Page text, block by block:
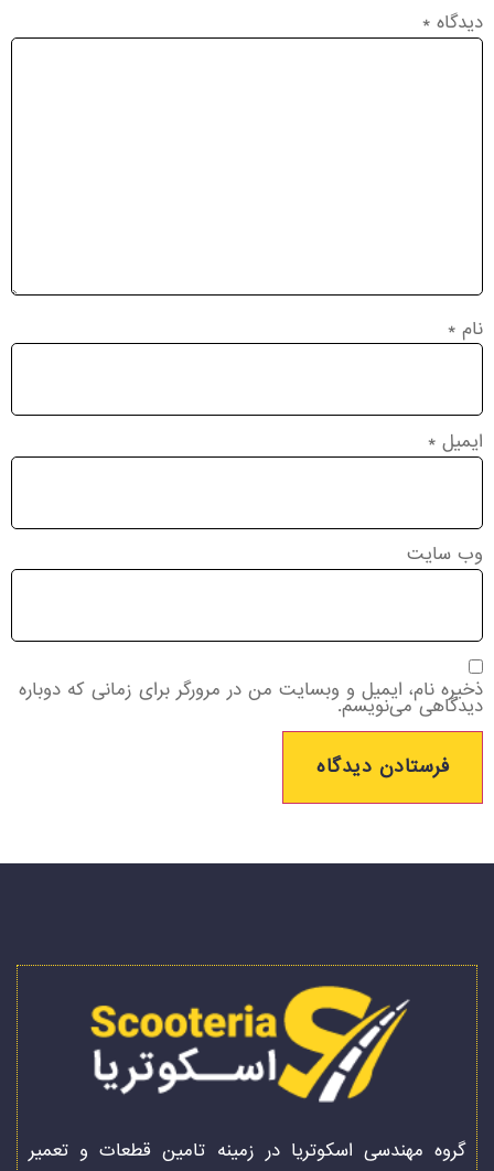
دیدگاه *
نام *
ایمیل *
وب‌ سایت
ذخیره نام، ایمیل و وبسایت من در مرورگر برای زمانی که دوباره
دیدگاهی می‌نویسم.
گروه مهندسی اسکوتریا در زمینه تامین قطعات و تعمیر